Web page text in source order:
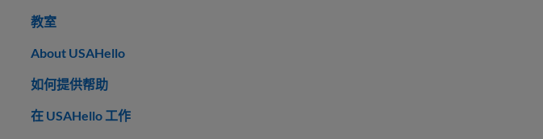
教室
About USAHello
如何提供帮助
在 USAHello 工作